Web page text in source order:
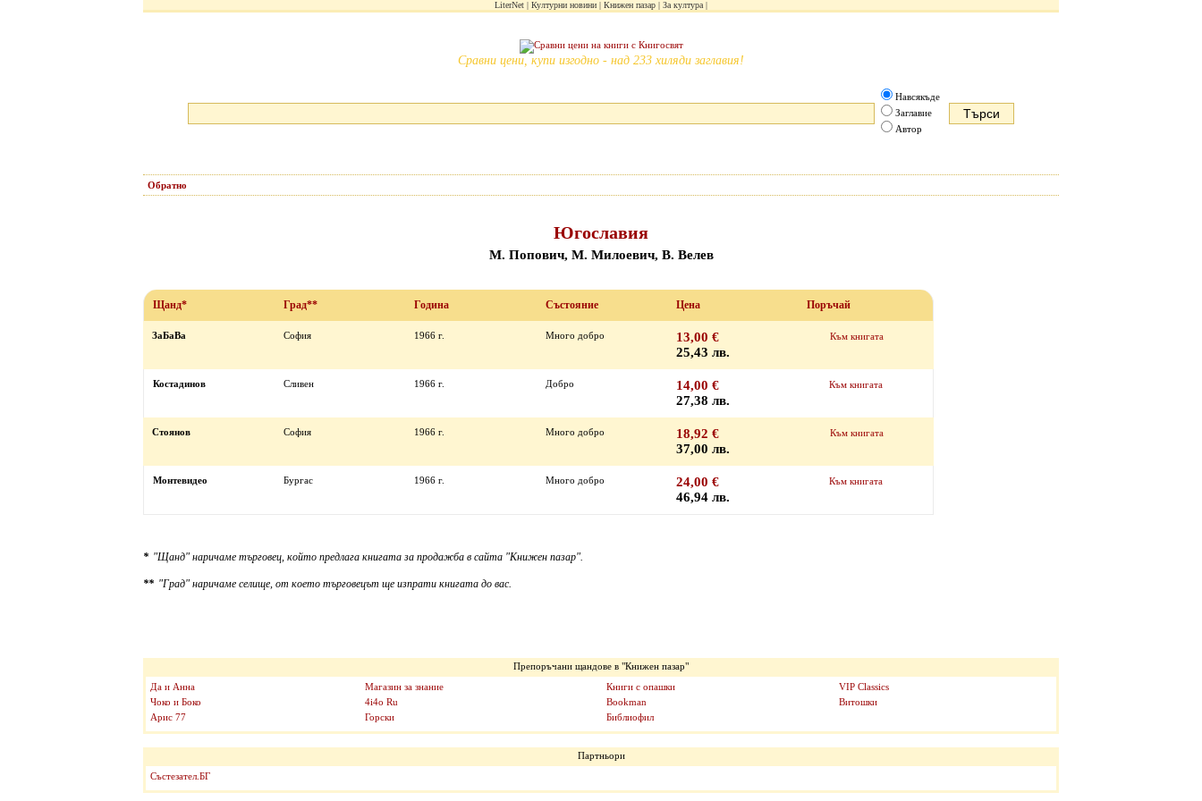
LiterNet Културни новини Книжен пазар За култура
Сравни цени, купи изгодно - над 233 хиляди заглавия!
Навсякъде
Заглавие
Автор
Обратно
Югославия
М. Попович, М. Милоевич, В. Велев
Щанд* Град** Година Състояние Цена Поръчай
ЗаБаВа София 1966 г. Много добро
13,00 €
25,43 лв.
Към книгата
Костадинов Сливен 1966 г. Добро
14,00 €
27,38 лв.
Към книгата
Стоянов София 1966 г. Много добро
18,92 €
37,00 лв.
Към книгата
Монтевидео Бургас 1966 г. Много добро
24,00 €
46,94 лв.
Към книгата
* "Щанд" наричаме търговец, който предлага книгата за продажба в сайта "Книжен пазар".
** "Град" наричаме селище, от което търговецът ще изпрати книгата до вас.
Препоръчани щандове в "Книжен пазар"
Да и Анна
Чоко и Боко
Арис 77
Магазин за знание
4i4o Ru
Горски
Книги с опашки
Bookman
Библиофил
VIP Classics
Витошки
Партньори
Състезател.БГ